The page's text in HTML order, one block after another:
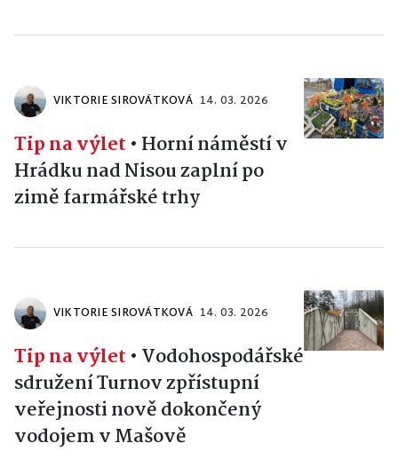
VIKTORIE SIROVÁTKOVÁ 14. 03. 2026
Tip na výlet • Horní náměstí v
Hrádku nad Nisou zaplní po
zimě farmářské trhy
VIKTORIE SIROVÁTKOVÁ 14. 03. 2026
Tip na výlet • Vodohospodářské
sdružení Turnov zpřístupní
veřejnosti nově dokončený
vodojem v Mašově